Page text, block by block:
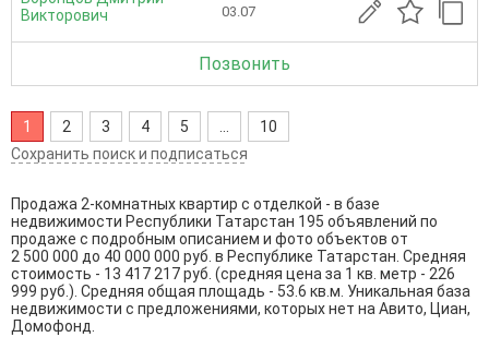
Викторович
03.07
Позвонить
1 2 3 4 5
10
Сохранить поиск и подписаться
Продажа 2-комнатных квартир с отделкой - в базе
недвижимости Республики Татарстан 195 объявлений по
продаже с подробным описанием и фото объектов от
2 500 000 до 40 000 000 руб. в Республике Татарстан. Средняя
стоимость - 13 417 217 руб. (средняя цена за 1 кв. метр - 226
999 руб.). Средняя общая площадь - 53.6 кв.м. Уникальная база
недвижимости с предложениями, которых нет на Авито, Циан,
Домофонд.